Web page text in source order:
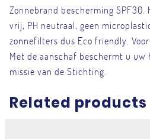
Zonnebrand bescherming
vrij, PH neutraal, geen
zonnefilters dus Eco friendly.
Met de aanschaf beschermt u
missie van de Stichting.
Related products